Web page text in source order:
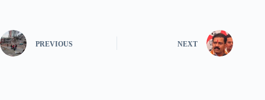
PREVIOUS NEXT